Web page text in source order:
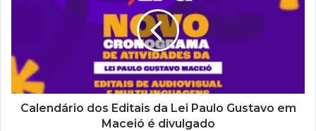
e
e
Calendário dos Editais da Lei Paulo Gustavo em
Maceió é divulgado